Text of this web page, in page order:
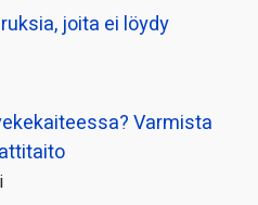
joita ei löydy
Varmista